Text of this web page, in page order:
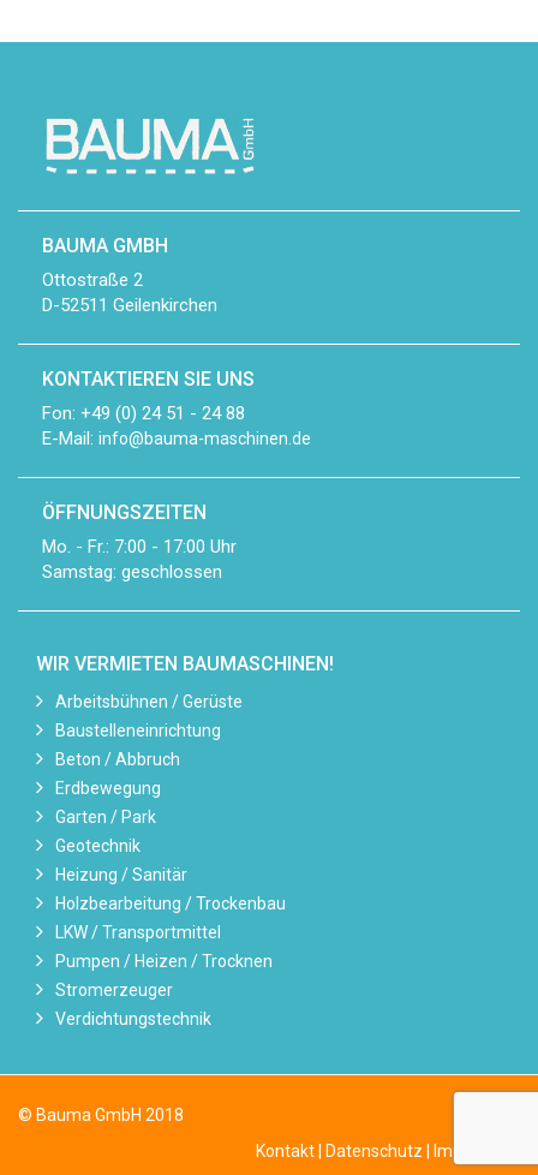
BAUMA GMBH
Ottostraße 2
D-52511 Geilenkirchen
KONTAKTIEREN SIE UNS
Fon: +49 (0) 24 51 - 24 88
E-Mail: info@bauma-maschinen.de
ÖFFNUNGSZEITEN
Mo. - Fr.: 7:00 - 17:00 Uhr
Samstag: geschlossen
WIR VERMIETEN BAUMASCHINEN!
Arbeitsbühnen / Gerüste
Baustelleneinrichtung
Beton / Abbruch
Erdbewegung
Garten / Park
Geotechnik
Heizung / Sanitär
Holzbearbeitung / Trockenbau
LKW / Transportmittel
Pumpen / Heizen / Trocknen
Stromerzeuger
Verdichtungstechnik
© Bauma GmbH 2018
Kontakt
Datenschutz Impressum